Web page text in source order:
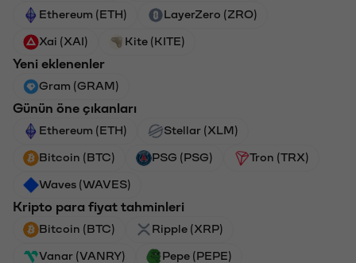
Ethereum (ETH) LayerZero (ZRO)
Xai (XAI) Kite (KITE)
Yeni eklenenler
Gram (GRAM)
Günün öne çıkanları
Ethereum (ETH) Stellar (XLM)
Bitcoin (BTC) PSG (PSG) Tron (TRX)
Waves (WAVES)
Kripto para fiyat tahminleri
Bitcoin (BTC) Ripple (XRP)
Vanar (VANRY) Pepe (PEPE)